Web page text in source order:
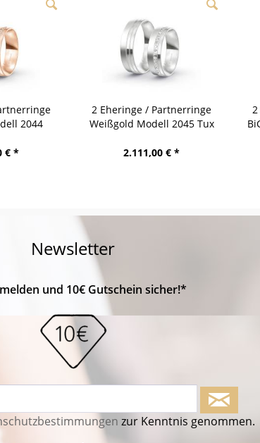
2044
€ *
2 Eheringe / Partnerringe
Weißgold Modell 2045 Tux
2.111,00 € *
Newsletter
und 10€ Gutschein sicher!*
zur Kenntnis genommen.